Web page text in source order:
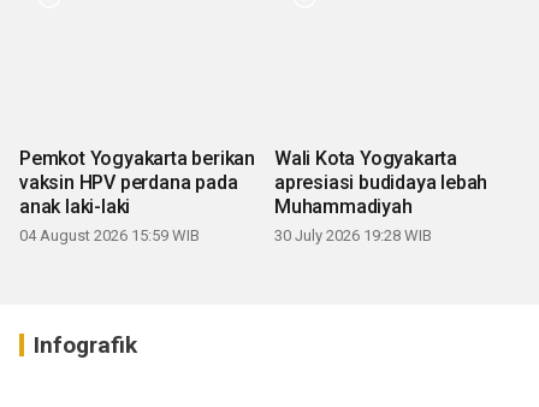
Pemkot Yogyakarta berikan
vaksin HPV perdana pada
anak laki-laki
04 August 2026 15:59 WIB
Wali Kota Yogyakarta
apresiasi budidaya lebah
Muhammadiyah
30 July 2026 19:28 WIB
Infografik